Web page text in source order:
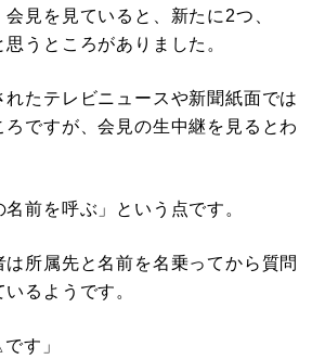
見を見ていると、新たに2つ、
思うところがありました。
たテレビニュースや新聞紙面では
ですが、会見の生中継を見るとわ
前を呼ぶ」という点です。
所属先と名前を名乗ってから質問
るようです。
す」